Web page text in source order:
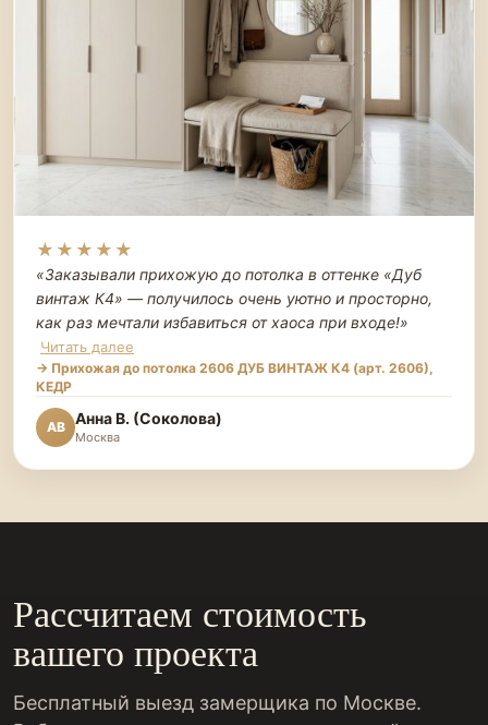
★★★★★
«Заказывали прихожую до потолка в оттенке «Дуб
винтаж К4» — получилось очень уютно и просторно,
как раз мечтали избавиться от хаоса при входе!»
Читать далее
→ Прихожая до потолка 2606 ДУБ ВИНТАЖ К4 (арт. 2606),
КЕДР
АВ Анна В. (Соколова)
Москва
Рассчитаем стоимость
вашего проекта
Бесплатный выезд замерщика по Москве.